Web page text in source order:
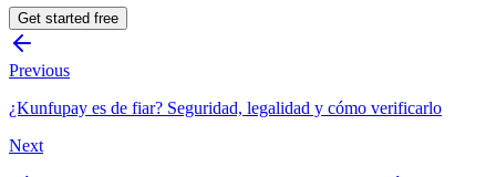
Get started free
Previous
¿Kunfupay es de fiar? Seguridad, legalidad y cómo verificarlo
Next